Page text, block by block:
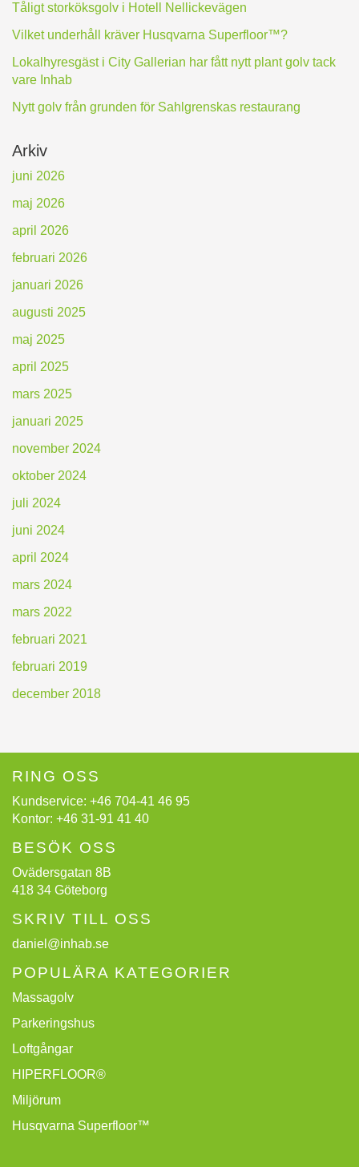
Tåligt storköksgolv i Hotell Nellickevägen
Vilket underhåll kräver Husqvarna Superfloor™?
Lokalhyresgäst i City Gallerian har fått nytt plant golv tack
vare Inhab
Nytt golv från grunden för Sahlgrenskas restaurang
Arkiv
juni 2026
maj 2026
april 2026
februari 2026
januari 2026
augusti 2025
maj 2025
april 2025
mars 2025
januari 2025
november 2024
oktober 2024
juli 2024
juni 2024
april 2024
mars 2024
mars 2022
februari 2021
februari 2019
december 2018
RING OSS
Kundservice: +46 704-41 46 95
Kontor: +46 31-91 41 40
BESÖK OSS
Ovädersgatan 8B
418 34 Göteborg
SKRIV TILL OSS
daniel@inhab.se
POPULÄRA KATEGORIER
Massagolv
Parkeringshus
Loftgångar
HIPERFLOOR®
Miljörum
Husqvarna Superfloor™